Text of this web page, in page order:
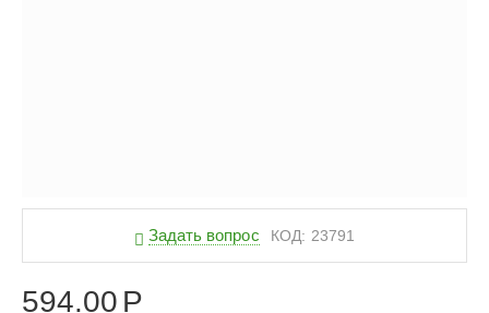
Задать вопрос КОД: 23791
594.00 Р